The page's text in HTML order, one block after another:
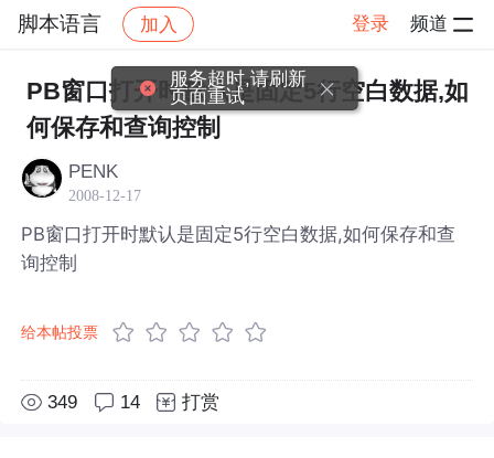
脚本语言 加入 登录 频道
社区 脚本语言 帖子详情
PB窗口打开时默认是固定5行空白数据,如
何保存和查询控制
PENK
2008-12-17
PB窗口打开时默认是固定5行空白数据,如何保存和查
询控制
给本帖投票
349 14 打赏
服务超时,请刷新
页面重试